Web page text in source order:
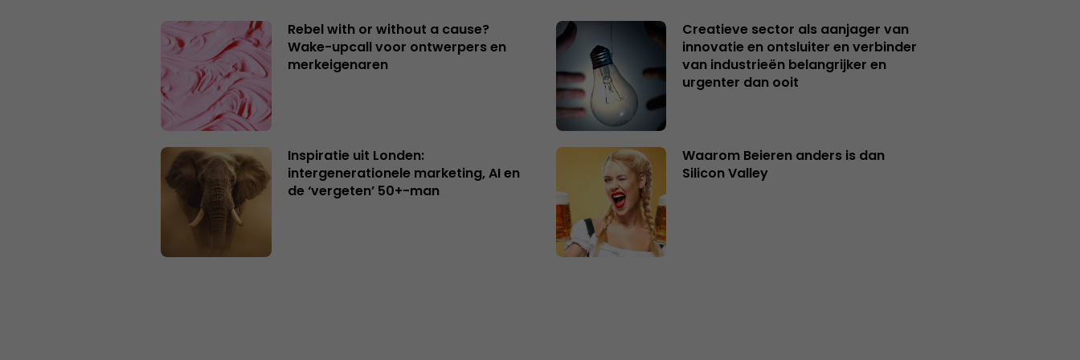
Rebel with or without a cause?
Wake-upcall voor ontwerpers en
merkeigenaren
Creatieve sector als aanjager van
innovatie en ontsluiter en verbinder
van industrieën belangrijker en
urgenter dan ooit
Inspiratie uit Londen:
intergenerationele marketing, AI en
de ‘vergeten’ 50+-man
Waarom Beieren anders is dan
Silicon Valley